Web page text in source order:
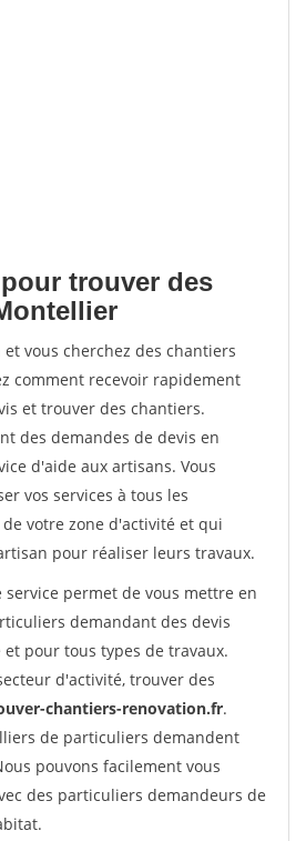
trouver des
vous cherchez des chantiers
comment recevoir rapidement
et trouver des chantiers.
des demandes de devis en
d'aide aux artisans. Vous
vos services à tous les
votre zone d'activité et qui
pour réaliser leurs travaux.
permet de vous mettre en
demandant des devis
pour tous types de travaux.
d'activité, trouver des
chantiers-renovation.fr.
de particuliers demandent
pouvons facilement vous
des particuliers demandeurs de